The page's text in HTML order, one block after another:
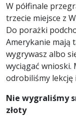
W półfinale
trzecie miejsce z
Do porażki
Amerykanie mają
wygrywasz albo
wyciągać wnioski.
odrobiliśmy lekcję
Nie wygraliśmy
złoty